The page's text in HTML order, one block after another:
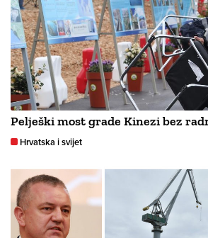
Pelješki most grade Kinezi bez
Hrvatska i svijet